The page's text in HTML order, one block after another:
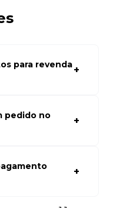
para revenda
melhores preços
pedido no
para finalizar a
equipe de suporte